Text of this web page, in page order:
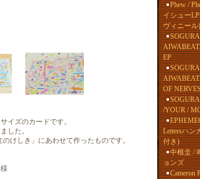
イズのカードです。
した。
けしき」にあわせて作ったものです。
Phew /
イシュー
ヴィニール)
EP
OF
/YOUR /
Lettersハン
付き)
中根圭 /
ョンズ
Cameron